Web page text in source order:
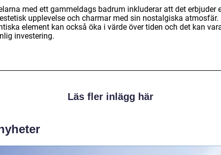
med ett gammeldags badrum inkluderar att det erbjuder
upplevelse och charmar med sin nostalgiska atmosfär.
element kan också öka i värde över tiden och det kan
investering.
Läs fler inlägg här